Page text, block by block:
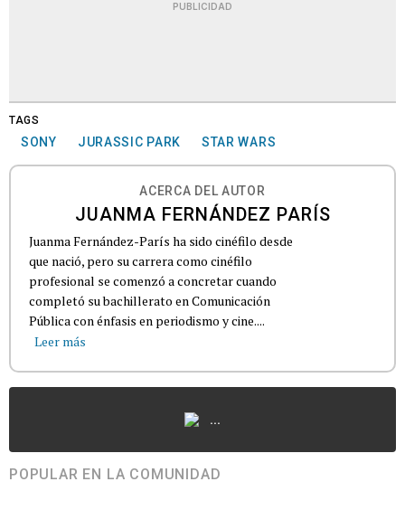
PUBLICIDAD
TAGS
SONY JURASSIC PARK STAR WARS
ACERCA DEL AUTOR
JUANMA FERNÁNDEZ PARÍS
Juanma Fernández-París ha sido cinéfilo desde
que nació, pero su carrera como cinéfilo
profesional se comenzó a concretar cuando
completó su bachillerato en Comunicación
Pública con énfasis en periodismo y cine....
Leer más
...
POPULAR EN LA COMUNIDAD